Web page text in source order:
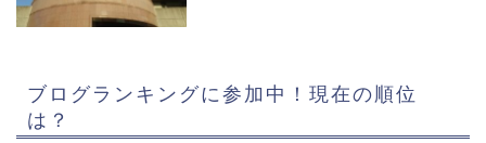
ブログランキングに参加中！現在の順位
は？